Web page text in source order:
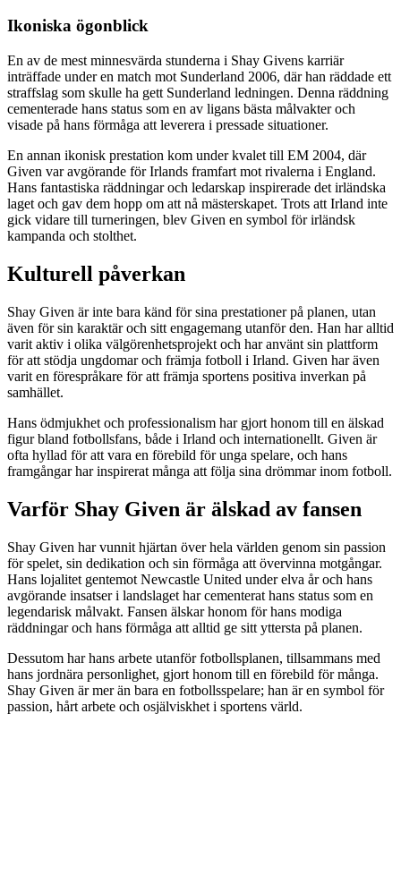
Ikoniska ögonblick
En av de mest minnesvärda stunderna i Shay Givens karriär
inträffade under en match mot Sunderland 2006, där han räddade ett
straffslag som skulle ha gett Sunderland ledningen. Denna räddning
cementerade hans status som en av ligans bästa målvakter och
visade på hans förmåga att leverera i pressade situationer.
En annan ikonisk prestation kom under kvalet till EM 2004, där
Given var avgörande för Irlands framfart mot rivalerna i England.
Hans fantastiska räddningar och ledarskap inspirerade det irländska
laget och gav dem hopp om att nå mästerskapet. Trots att Irland inte
gick vidare till turneringen, blev Given en symbol för irländsk
kampanda och stolthet.
Kulturell påverkan
Shay Given är inte bara känd för sina prestationer på planen, utan
även för sin karaktär och sitt engagemang utanför den. Han har alltid
varit aktiv i olika välgörenhetsprojekt och har använt sin plattform
för att stödja ungdomar och främja fotboll i Irland. Given har även
varit en förespråkare för att främja sportens positiva inverkan på
samhället.
Hans ödmjukhet och professionalism har gjort honom till en älskad
figur bland fotbollsfans, både i Irland och internationellt. Given är
ofta hyllad för att vara en förebild för unga spelare, och hans
framgångar har inspirerat många att följa sina drömmar inom fotboll.
Varför Shay Given är älskad av fansen
Shay Given har vunnit hjärtan över hela världen genom sin passion
för spelet, sin dedikation och sin förmåga att övervinna motgångar.
Hans lojalitet gentemot Newcastle United under elva år och hans
avgörande insatser i landslaget har cementerat hans status som en
legendarisk målvakt. Fansen älskar honom för hans modiga
räddningar och hans förmåga att alltid ge sitt yttersta på planen.
Dessutom har hans arbete utanför fotbollsplanen, tillsammans med
hans jordnära personlighet, gjort honom till en förebild för många.
Shay Given är mer än bara en fotbollsspelare; han är en symbol för
passion, hårt arbete och osjälviskhet i sportens värld.